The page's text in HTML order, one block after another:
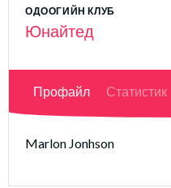
ОДООГИЙН КЛУБ
Юнайтед
Профайл Статистик
Marlon Jonhson